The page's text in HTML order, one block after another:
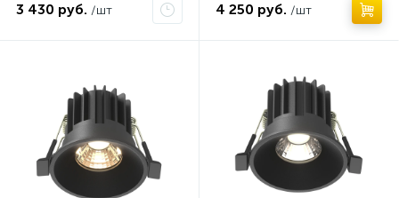
3 430 руб. /шт 4 250 руб. /шт